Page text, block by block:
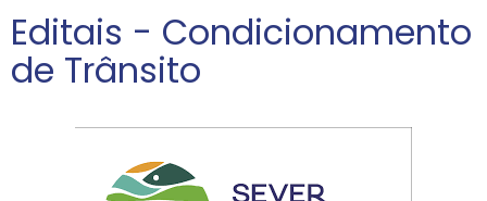
Editais - Condicionamento
de Trânsito